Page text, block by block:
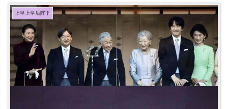
上皇上皇后陛下